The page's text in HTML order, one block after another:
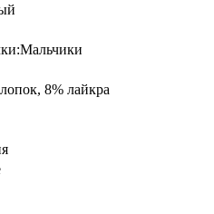
8% лайкра